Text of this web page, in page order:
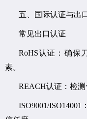
五、国际认证与出
常见出口认证
RoHS认证：确保
素。
REACH认证：检测
ISO9001/